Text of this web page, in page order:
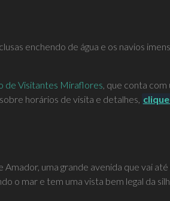
enchendo de água e os navios
de Visitantes Miraflores, que conta
horários de visita e detalhes,
uma grande avenida que vai
o mar e tem uma vista bem legal da